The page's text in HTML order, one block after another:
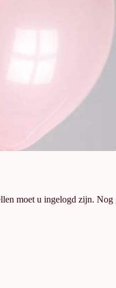
moet u ingelogd zijn. Nog